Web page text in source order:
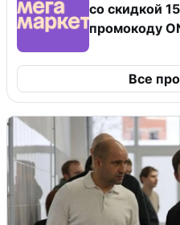
со скидкой 15% Заказать
промокоду
Все